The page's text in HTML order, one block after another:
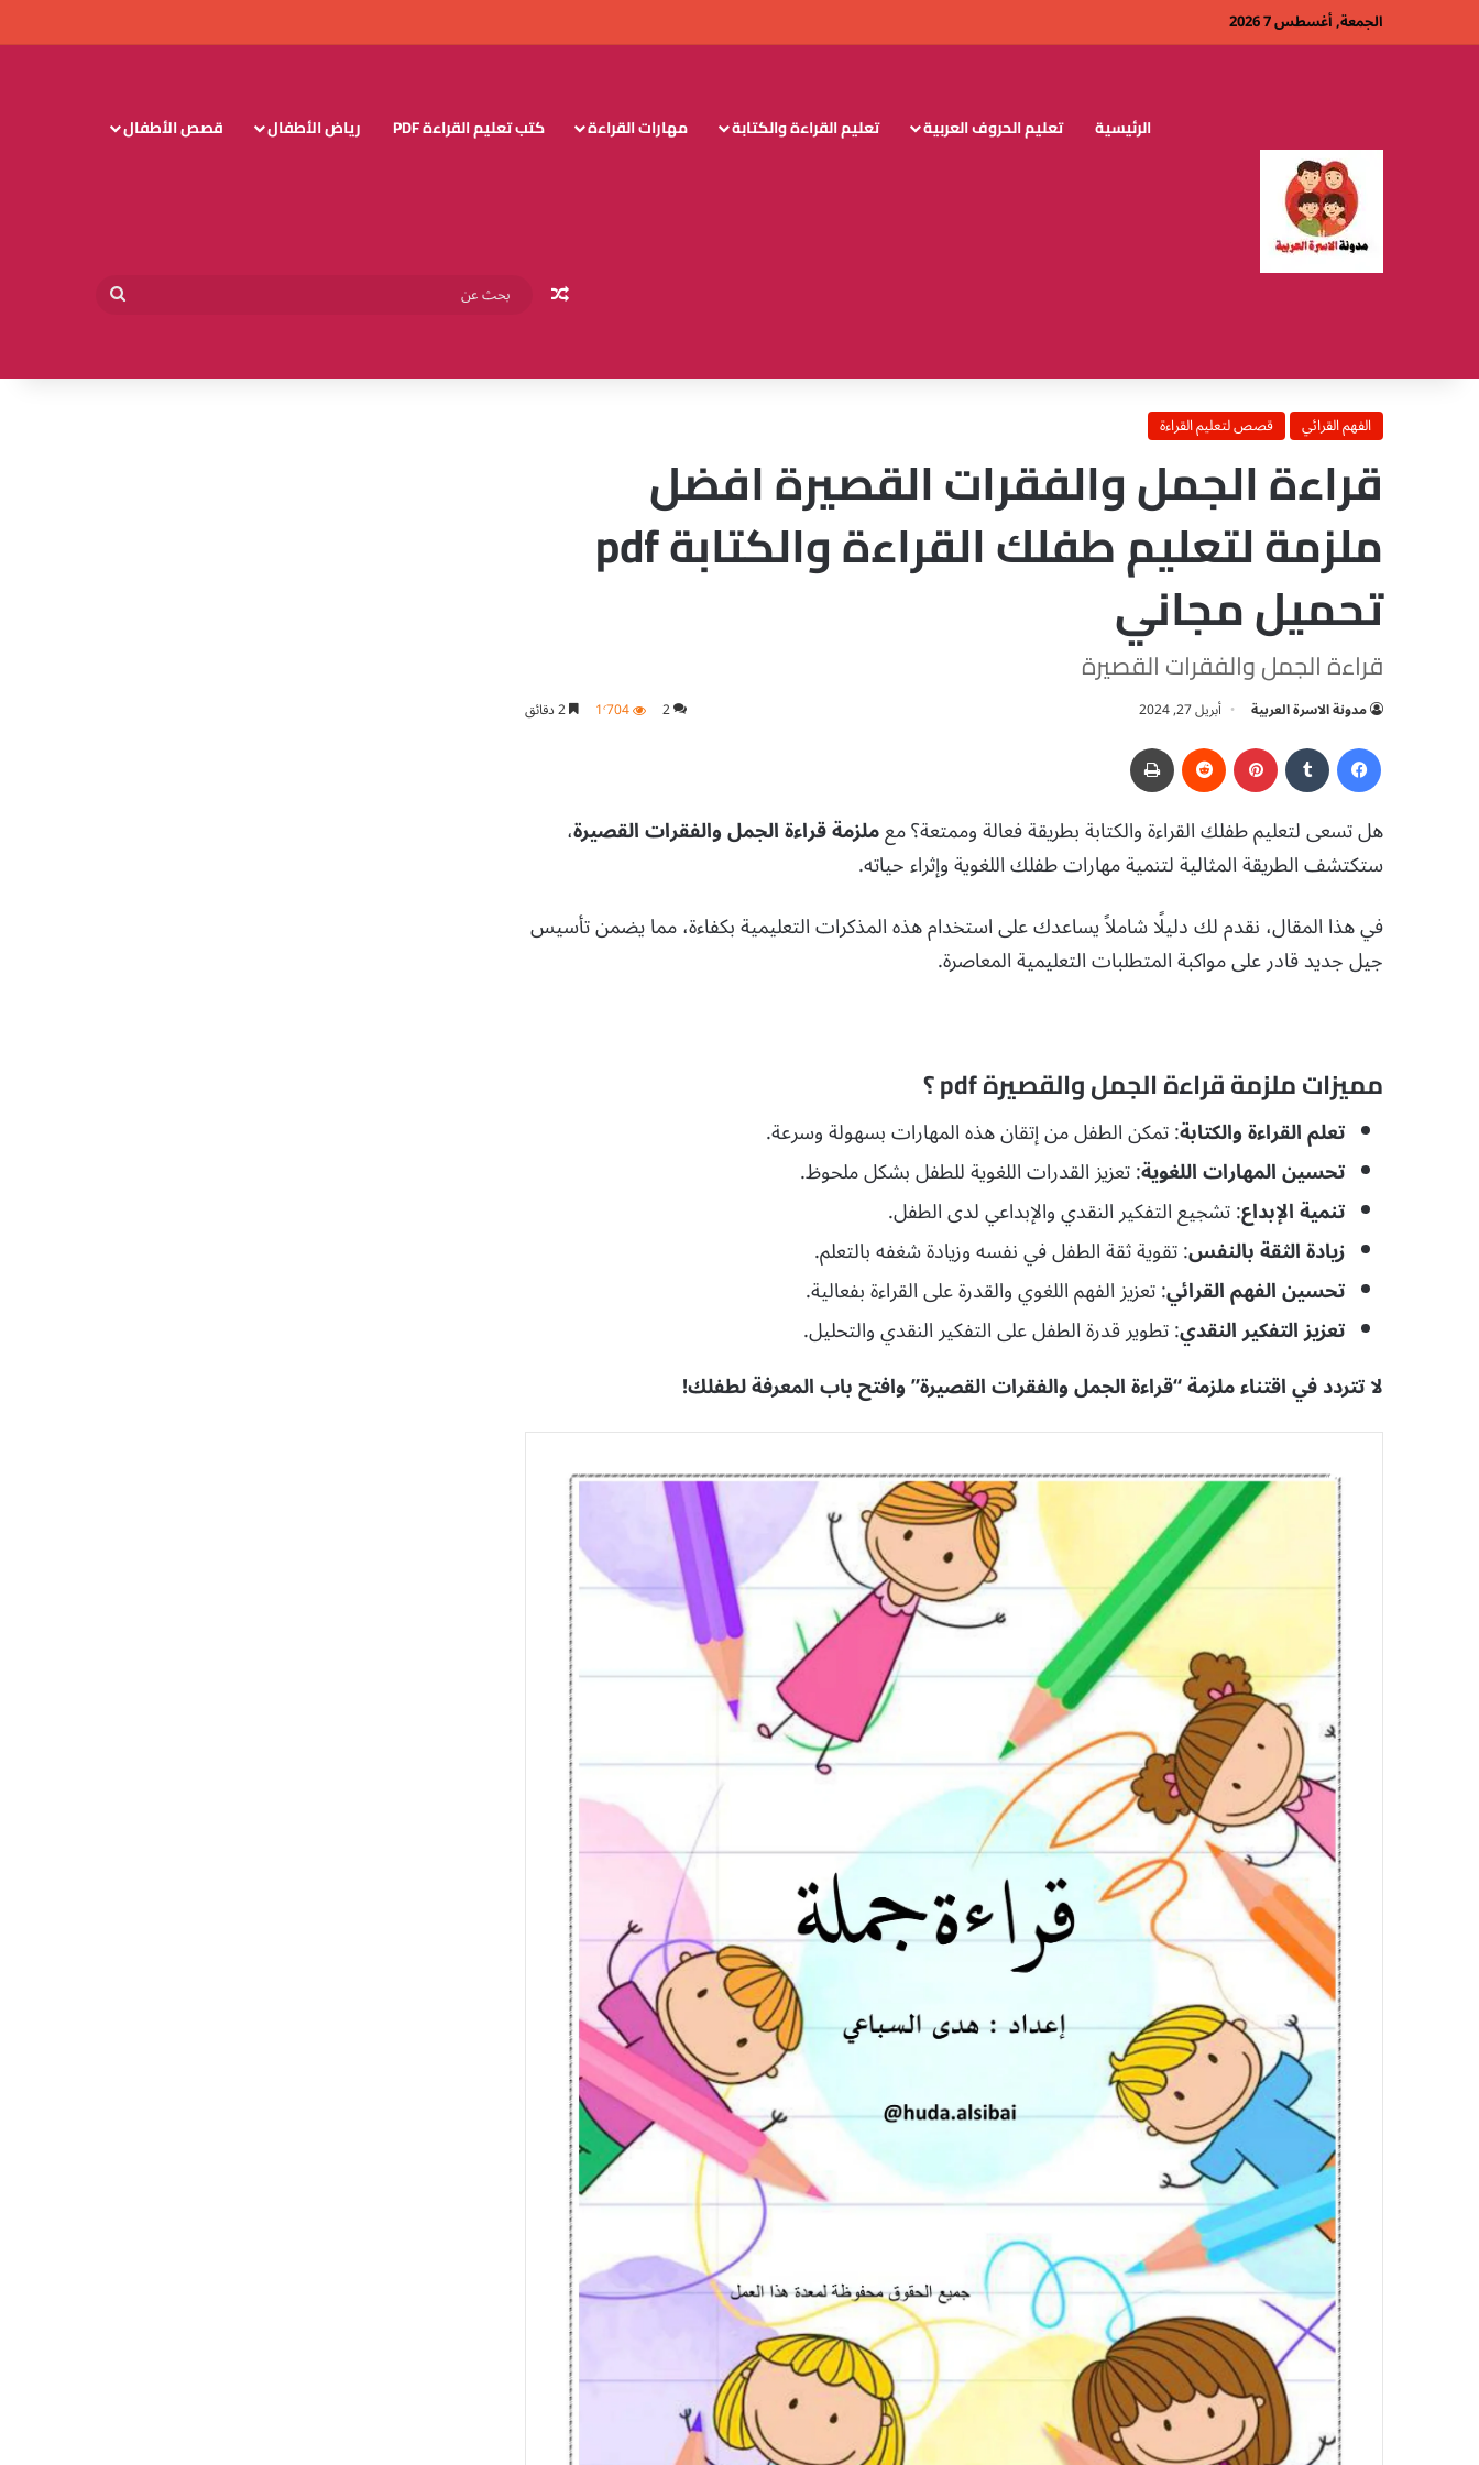
الجمعة, أغسطس 7 2026
الرئيسية تعليم الحروف العربية تعليم القراءة والكتابة مهارات القراءة كتب تعليم القراءة PDF رياض الأطفال قصص الأطفال
مقال عشوائي
الفهم القرائي قصص لتعليم القراءة
قراءة الجمل والفقرات القصيرة افضل
ملزمة لتعليم طفلك القراءة والكتابة pdf
تحميل مجاني
قراءة الجمل والفقرات القصيرة
مدونة الاسرة العربية أبريل 27, 2024 2 1٬704
بينتيريست
هل تسعى لتعليم طفلك القراءة والكتابة بطريقة فعالة وممتعة؟ معملزمة قراءة الجمل والفقرات القصيرة،
ستكتشف الطريقة المثالية لتنمية مهارات طفلك اللغوية وإثراء حياته.
في هذا المقال، نقدم لك دليلًا شاملاً يساعدك على استخدام هذه المذكرات التعليمية بكفاءة، مما يضمن تأسيس
جيل جديد قادر على مواكبة المتطلبات التعليمية المعاصرة.
مميزات ملزمة قراءة الجمل والقصيرة pdf ؟
تعلم القراءة والكتابة: تمكن الطفل من إتقان هذه المهارات بسهولة وسرعة.
تحسين المهارات اللغوية: تعزيز القدرات اللغوية للطفل بشكل ملحوظ.
تنمية الإبداع: تشجيع التفكير النقدي والإبداعي لدى الطفل.
زيادة الثقة بالنفس: تقوية ثقة الطفل في نفسه وزيادة شغفه بالتعلم.
تحسين الفهم القرائي: تعزيز الفهم اللغوي والقدرة على القراءة بفعالية.
تعزيز التفكير النقدي: تطوير قدرة الطفل على التفكير النقدي والتحليل.
لا تتردد في اقتناء ملزمة “قراءة الجمل والفقرات القصيرة” وافتح باب المعرفة لطفلك!